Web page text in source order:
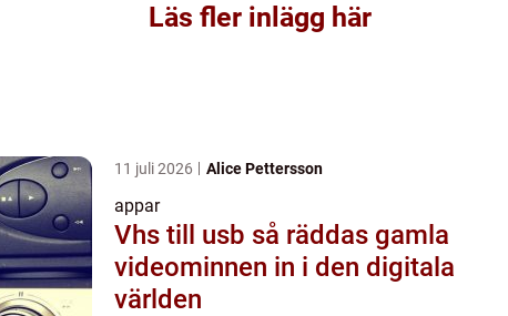
Läs fler inlägg här
11 juli 2026 Alice Pettersson
appar
Vhs till usb så räddas gamla
videominnen in i den digitala
världen